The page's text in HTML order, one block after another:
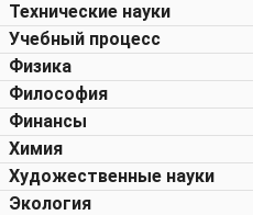
Технические науки
Учебный процесс
Физика
Философия
Финансы
Химия
Художественные науки
Экология